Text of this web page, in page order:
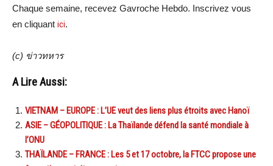
Chaque semaine, recevez Gavroche Hebdo. Inscrivez vous
en cliquant ici.
(c) ข่าวทหาร
A Lire Aussi:
VIETNAM – EUROPE : L’UE veut des liens plus étroits avec Hanoï
ASIE – GÉOPOLITIQUE : La Thaïlande défend la santé mondiale à
l’ONU
THAÏLANDE – FRANCE : Les 5 et 17 octobre, la FTCC propose une